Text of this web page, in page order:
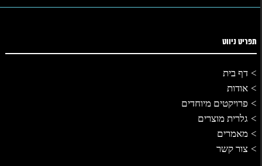
תפריט ניווט
דף בית
אודות
פרויקטים מיוחדים
גלרית מוצרים
מאמרים
צור קשר